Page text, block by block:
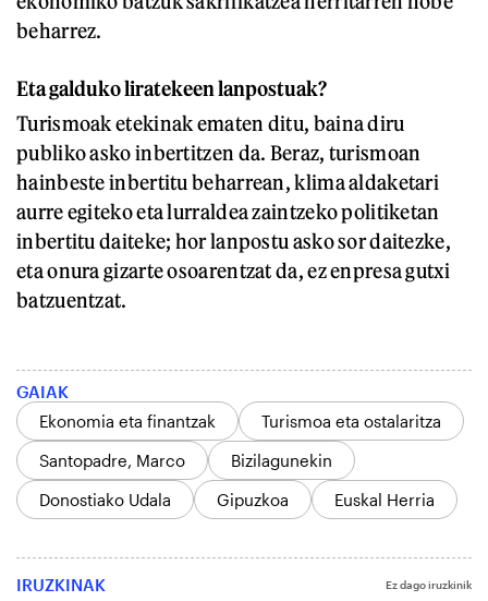
beharrez.
Eta galduko liratekeen lanpostuak?
Turismoak etekinak ematen ditu, baina diru
publiko asko inbertitzen da. Beraz, turismoan
hainbeste inbertitu beharrean, klima aldaketari
aurre egiteko eta lurraldea zaintzeko politiketan
inbertitu daiteke; hor lanpostu asko sor daitezke,
eta onura gizarte osoarentzat da, ez enpresa gutxi
batzuentzat.
GAIAK
Ekonomia eta finantzak
Turismoa eta ostalaritza
Santopadre, Marco
Bizilagunekin
Donostiako Udala
Gipuzkoa Euskal Herria
IRUZKINAK Ez dago iruzkinik